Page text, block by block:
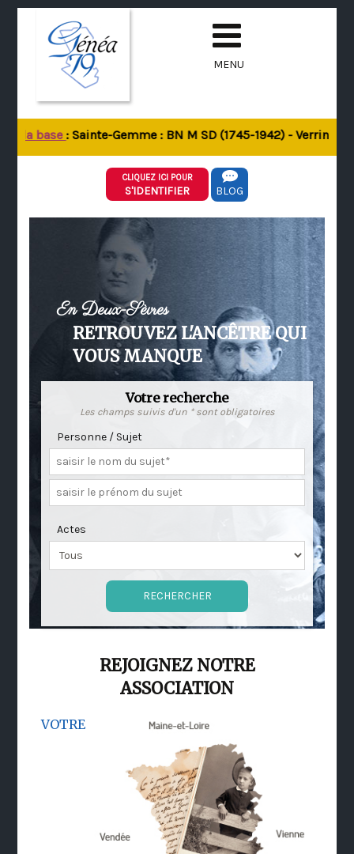
MENU
la base: Sainte-Gemme : BN M SD (1745-1942) - Verrines-
CLIQUEZ ICI POUR
S'IDENTIFIER BLOG
En Deux-Sèvres
RETROUVEZ L'ANCÊTRE QUI
VOUS MANQUE
Votre recherche
Les champs suivis d'un * sont obligatoires
Personne / Sujet
Actes
REJOIGNEZ NOTRE
ASSOCIATION
VOTRE